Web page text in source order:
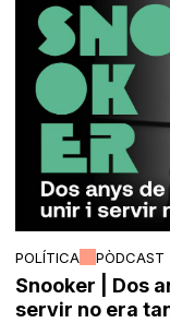
POLÍTICA PÒDCAST
Snooker | Dos
servir no era